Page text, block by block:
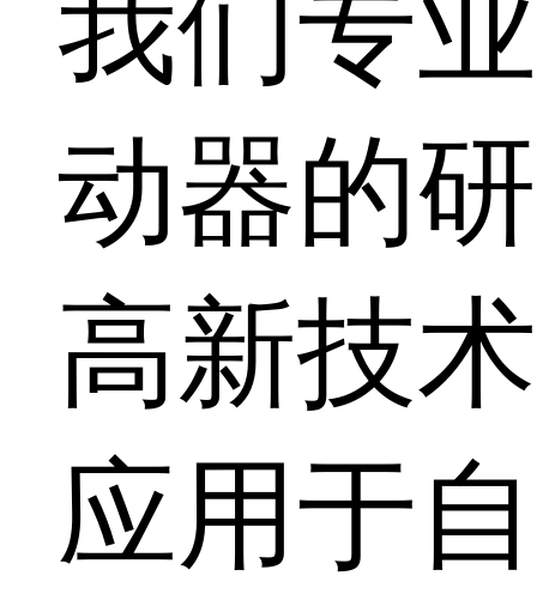
我们专
动器的
高新技
应用于